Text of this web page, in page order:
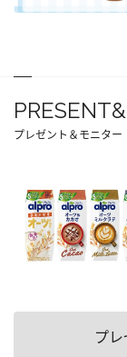
プレゼント＆モニター
プ